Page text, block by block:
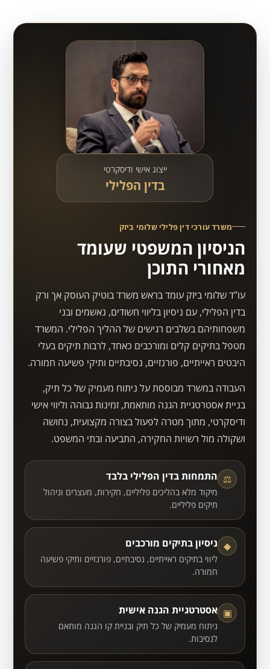
משרד עורכי דין פלילי שלומי ביזק
הניסיון המשפטי שעומד
מאחורי התוכן
עו"ד שלומי ביזק עומד בראש משרד בוטיק העוסק אך ורק
בדין הפלילי, עם ניסיון בליווי חשודים, נאשמים ובני
משפחותיהם בשלבים רגישים של ההליך הפלילי. המשרד
מטפל בתיקים קלים ומורכבים כאחד, לרבות תיקים בעלי
היבטים ראייתיים, פורנזיים, נסיבתיים ותיקי פשיעה חמורה.
העבודה במשרד מבוססת על ניתוח מעמיק של כל תיק,
בניית אסטרטגיית הגנה מותאמת, זמינות גבוהה וליווי אישי
ודיסקרטי, מתוך מטרה לפעול בצורה מקצועית, נחושה
ושקולה מול רשויות החקירה, התביעה ובתי המשפט.
⚖ התמחות בדין הפלילי בלבד
מיקוד מלא בהליכים פליליים, חקירות, מעצרים וניהול
תיקים פליליים.
◆ ניסיון בתיקים מורכבים
ליווי בתיקים ראייתיים, נסיבתיים, פורנזיים ותיקי פשיעה
חמורה.
▣ אסטרטגיית הגנה אישית
ניתוח מעמיק של כל תיק ובניית קו הגנה מותאם
לנסיבות.
ייצוג אישי ודיסקרטי
בדין הפלילי